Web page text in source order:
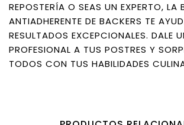
REPOSTERÍA O SEAS UN EXPERTO, LA
ANTIADHERENTE DE BACKERS TE
RESULTADOS EXCEPCIONALES. DALE
PROFESIONAL A TUS POSTRES Y
TODOS CON TUS HABILIDADES